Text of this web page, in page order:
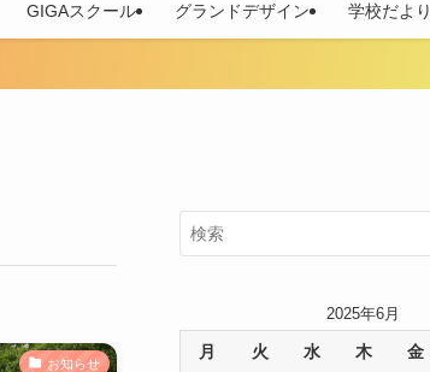
GIGAスクール グランドデザイン 学校だより
お知らせ
2025年6月
月 火 水 木 金